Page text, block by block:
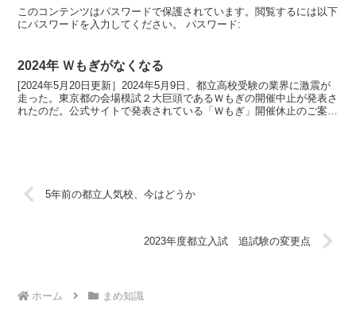
このコンテンツはパスワードで保護されています。閲覧するには以下
にパスワードを入力してください。 パスワード:
2024年 Ｗもぎがなくなる
[2024年5月20日更新］2024年5月9日、都立高校受験の業界に激震が
走った。東京都の会場模試２大巨頭であるＷもぎの開催中止が発表さ
れたのだ。公式サイトで発表されている「Ｗもぎ」開催休止のご案内
5年前の都立人気校、今はどうか
2023年度都立入試 追試験の変更点
ホーム まめ知識